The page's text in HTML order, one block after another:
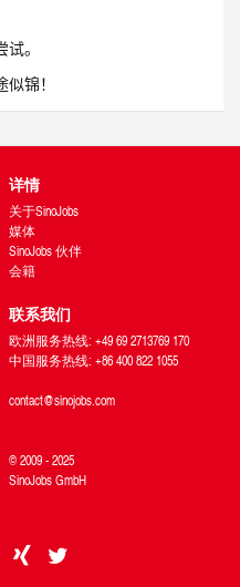
。
锦！
详情
关于SinoJobs
媒体
SinoJobs 伙伴
会籍
联系我们
欧洲服务热线: +49 69 2713769 170
中国服务热线: +86 400 822 1055
contact@sinojobs.com
© 2009 - 2025
SinoJobs GmbH